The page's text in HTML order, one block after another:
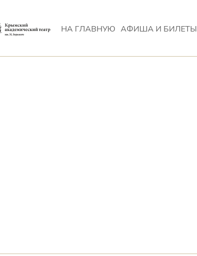
НА ГЛАВНУЮ АФИША И БИЛЕТЫ